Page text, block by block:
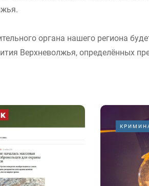
органа нашего региона
Верхневолжья, определённых